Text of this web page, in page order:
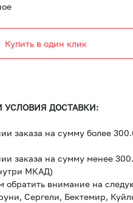
Купить в один клик
УСЛОВИЯ ДОСТАВКИ:
заказа на сумму более
заказа на сумму менее
МКАД)
обратить внимание на
Сергели, Бектемир,